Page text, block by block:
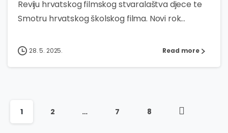
Reviju hrvatskog filmskog stvaralaštva djece te
Smotru hrvatskog školskog filma. Novi rok...
28. 5. 2025. Read more
1 2 … 7 8